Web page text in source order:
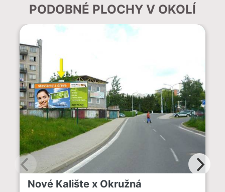
PODOBNÉ PLOCHY V OKOLÍ
Nové Kalište x Okružná